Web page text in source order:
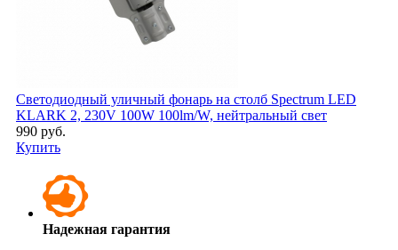
Светодиодный уличный фонарь на столб Spectrum LED
KLARK 2, 230V 100W 100lm/W, нейтральный свет
990 руб.
Купить
Надежная гарантия